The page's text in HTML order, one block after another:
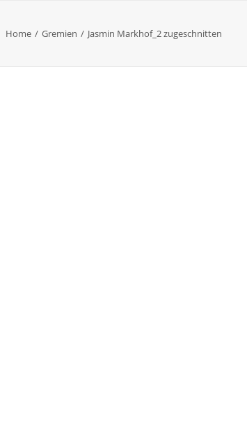
Home Gremien Jasmin Markhof_2 zugeschnitten